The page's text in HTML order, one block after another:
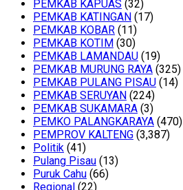
PEMKAB KAPUAS (32)
PEMKAB KATINGAN (17)
PEMKAB KOBAR (11)
PEMKAB KOTIM (30)
PEMKAB LAMANDAU (19)
PEMKAB MURUNG RAYA (325)
PEMKAB PULANG PISAU (14)
PEMKAB SERUYAN (224)
PEMKAB SUKAMARA (3)
PEMKO PALANGKARAYA (470)
PEMPROV KALTENG (3,387)
Politik (41)
Pulang Pisau (13)
Puruk Cahu (66)
Regional (22)